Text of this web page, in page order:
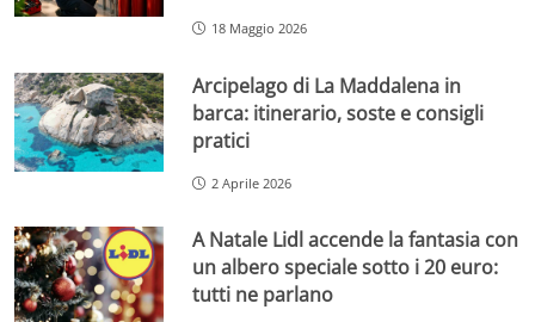
18 Maggio 2026
Arcipelago di La Maddalena in
barca: itinerario, soste e consigli
pratici
2 Aprile 2026
A Natale Lidl accende la fantasia con
un albero speciale sotto i 20 euro:
tutti ne parlano